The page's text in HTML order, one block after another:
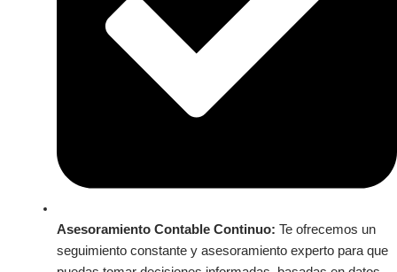
Asesoramiento Contable Continuo: Te ofrecemos un
seguimiento constante y asesoramiento experto para que